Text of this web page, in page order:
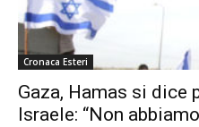
Cronaca Esteri
Gaza, Hamas si dice
Israele: “Non